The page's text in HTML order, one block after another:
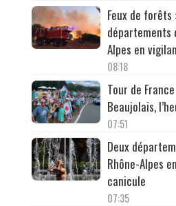
Feux de forêts
départements
Alpes en
08:18
Tour de
Beaujolais,
07:51
Deux
Rhône-Alpes
canicule
07:35